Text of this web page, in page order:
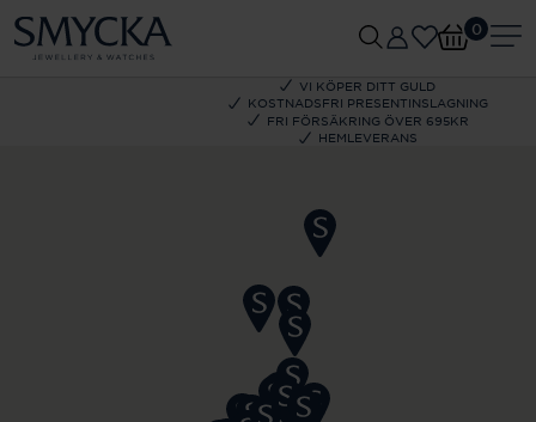
VI KÖPER DITT GULD
KOSTNADSFRI PRESENTINSLAGNING
FRI FÖRSÄKRING ÖVER 695KR
HEMLEVERANS
0